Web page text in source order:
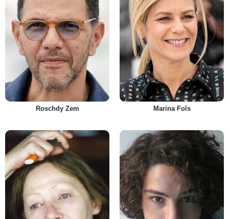
Roschdy Zem Marina Foïs